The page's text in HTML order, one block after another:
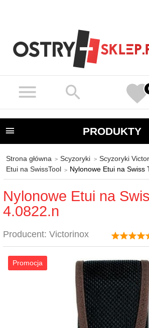
PRODUKTY
Strona główna Scyzoryki Scyzoryki
Etui na SwissTool
Nylonowe Etui na Swiss
Nylonowe Etui na
4.0822.n
Producent: Victorinox
Promocja